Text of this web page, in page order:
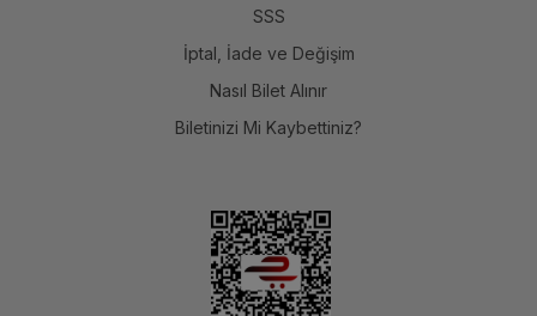
%20 İndirim
Ankara | Kocaeli | Sakarya
İndirim
SSS
İptal, İade ve Değişim
Nasıl Bilet Alınır
Biletinizi Mi Kaybettiniz?